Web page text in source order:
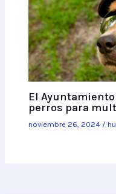
El
perros para
noviembre 26, 2024 /